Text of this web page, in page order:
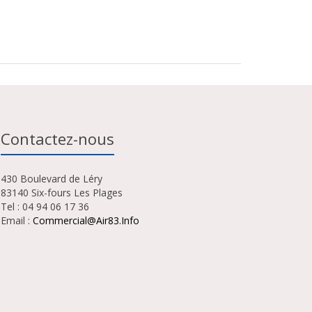
Contactez-nous
430 Boulevard de Léry
83140 Six-fours Les Plages
Tel : 04 94 06 17 36
Email : Commercial@air83.info